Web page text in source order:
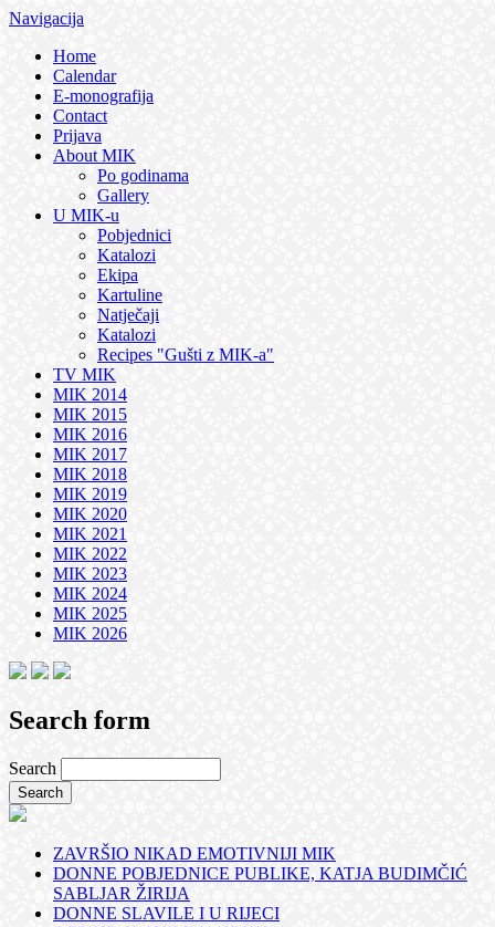
Navigacija
Home
Calendar
E-monografija
Contact
Prijava
About MIK
Po godinama
Gallery
U MIK-u
Pobjednici
Katalozi
Ekipa
Kartuline
Natječaji
Katalozi
Recipes "Gušti z MIK-a"
TV MIK
MIK 2014
MIK 2015
MIK 2016
MIK 2017
MIK 2018
MIK 2019
MIK 2020
MIK 2021
MIK 2022
MIK 2023
MIK 2024
MIK 2025
MIK 2026
Search form
Search
ZAVRŠIO NIKAD EMOTIVNIJI MIK
DONNE POBJEDNICE PUBLIKE, KATJA BUDIMČIĆ
SABLJAR ŽIRIJA
DONNE SLAVILE I U RIJECI